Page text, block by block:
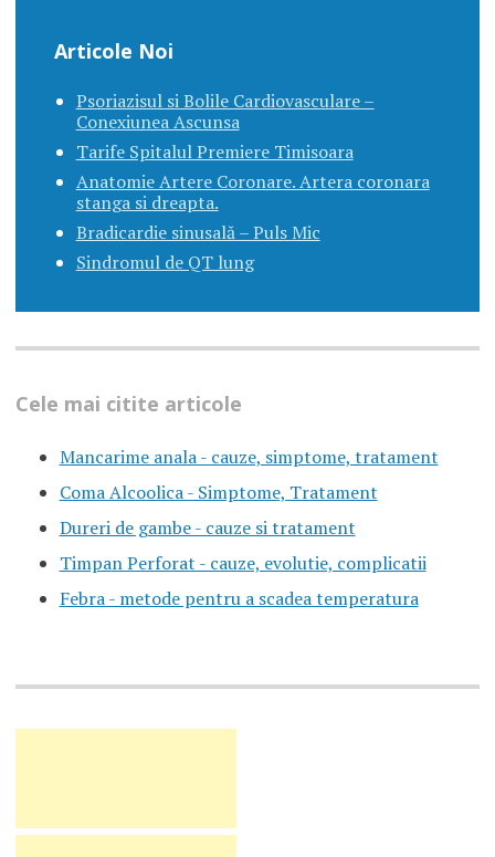
Articole Noi
Psoriazisul si Bolile Cardiovasculare –
Conexiunea Ascunsa
Tarife Spitalul Premiere Timisoara
Anatomie Artere Coronare. Artera coronara
stanga si dreapta.
Bradicardie sinusală – Puls Mic
Sindromul de QT lung
Cele mai citite articole
Mancarime anala - cauze, simptome, tratament
Coma Alcoolica - Simptome, Tratament
Dureri de gambe - cauze si tratament
Timpan Perforat - cauze, evolutie, complicatii
Febra - metode pentru a scadea temperatura